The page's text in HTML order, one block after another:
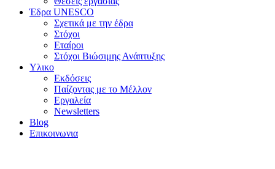
Έδρα UNESCO
Σχετικά με την έδρα
Στόχοι
Εταίροι
Στόχοι Βιώσιμης Ανάπτυξης
Υλικο
Εκδόσεις
Παίζοντας με το Μέλλον
Εργαλεία
Newsletters
Blog
Επικοινωνια